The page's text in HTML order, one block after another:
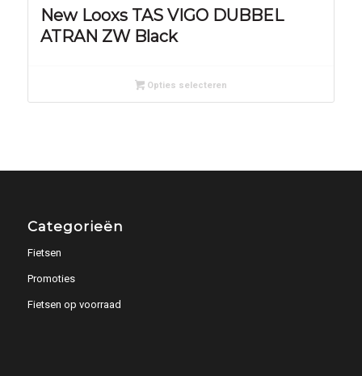
New Looxs TAS VIGO DUBBEL
ATRAN ZW Black
Opties selecteren
Categorieën
Fietsen
Promoties
Fietsen op voorraad